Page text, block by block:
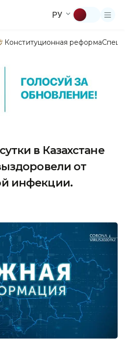
РУ
Конституционная реформа
в Казахстане
от
инфекции.